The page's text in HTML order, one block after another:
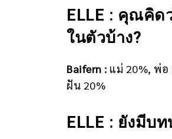
ELLE : คุณคิด
ในตัวบ้าง?
Baifern : แม่ 20%, พ่อ
ฝัน 20%
ELLE : ยังมีบ